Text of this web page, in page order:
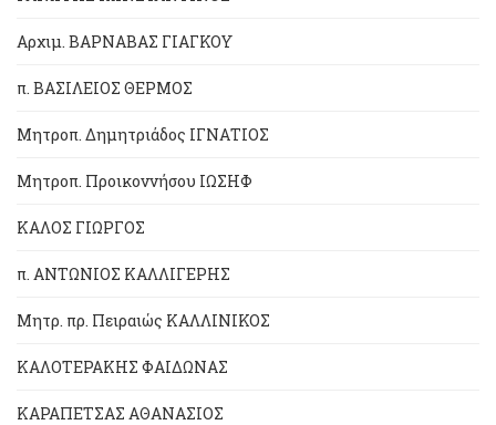
Αρχιμ. ΒΑΡΝΑΒΑΣ ΓΙΑΓΚΟΥ
π. ΒΑΣΙΛΕΙΟΣ ΘΕΡΜΟΣ
Μητροπ. Δημητριάδος ΙΓΝΑΤΙΟΣ
Μητροπ. Προικοννήσου ΙΩΣΗΦ
ΚΑΛΟΣ ΓΙΩΡΓΟΣ
π. ΑΝΤΩΝΙΟΣ ΚΑΛΛΙΓΕΡΗΣ
Μητρ. πρ. Πειραιώς ΚΑΛΛΙΝΙΚΟΣ
ΚΑΛΟΤΕΡΑΚΗΣ ΦΑΙΔΩΝΑΣ
ΚΑΡΑΠΕΤΣΑΣ ΑΘΑΝΑΣΙΟΣ